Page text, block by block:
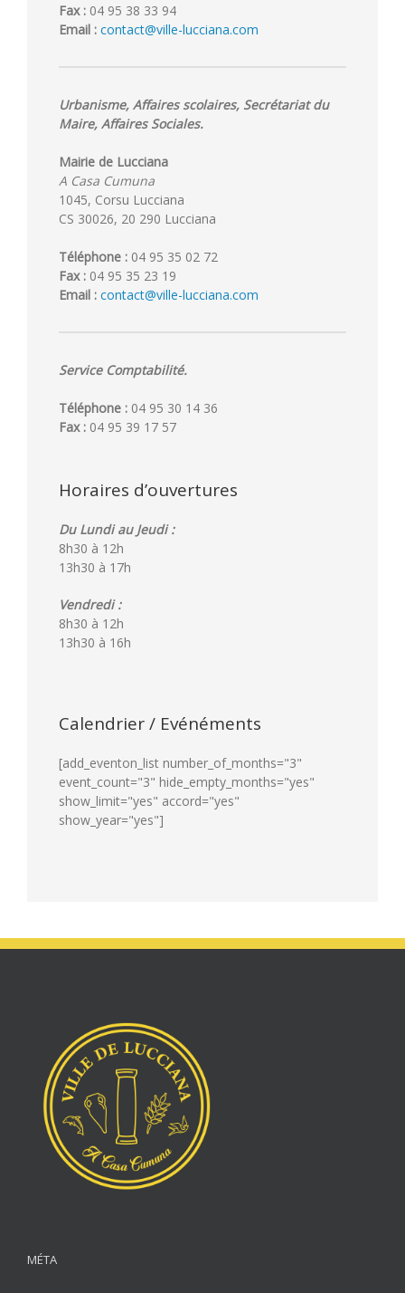
Fax : 04 95 38 33 94
Email : contact@ville-lucciana.com
Urbanisme, Affaires scolaires, Secrétariat du
Maire, Affaires Sociales.
Mairie de Lucciana
A Casa Cumuna
1045, Corsu Lucciana
CS 30026, 20 290 Lucciana
Téléphone : 04 95 35 02 72
Fax : 04 95 35 23 19
Email : contact@ville-lucciana.com
Service Comptabilité.
Téléphone : 04 95 30 14 36
Fax : 04 95 39 17 57
Horaires d’ouvertures
Du Lundi au Jeudi :
8h30 à 12h
13h30 à 17h
Vendredi :
8h30 à 12h
13h30 à 16h
Calendrier / Evénéments
[add_eventon_list number_of_months="3"
event_count="3" hide_empty_months="yes"
show_limit="yes" accord="yes"
show_year="yes"]
MÉTA